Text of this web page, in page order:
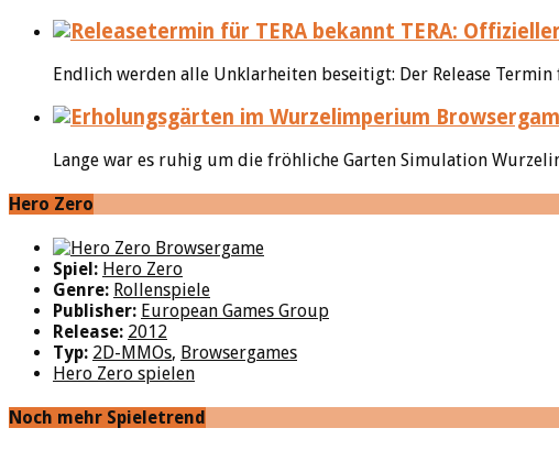
TERA:
Endlich werden alle Unklarheiten beseitigt: Der Release Termin
Lange war es ruhig um die fröhliche Garten Simulation
Hero Zero
Spiel: Hero Zero
Genre: Rollenspiele
Publisher: European Games Group
Release: 2012
Typ: 2D-MMOs, Browsergames
Hero Zero spielen
Noch mehr Spieletrend